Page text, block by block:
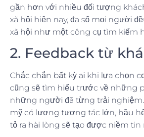
gần hơn với nhiều đối tượng
xã hội hiện nay, đa số mọi người
xã hội như một công cụ tìm kiếm
2. Feedback từ
Chắc chắn bất kỳ ai khi lựa chọn
cũng sẽ tìm hiểu trước về những
những người đã từng trải
mỹ có lượng tương tác lớn, hầu
tỏ ra hài lòng sẽ tạo được niềm tin